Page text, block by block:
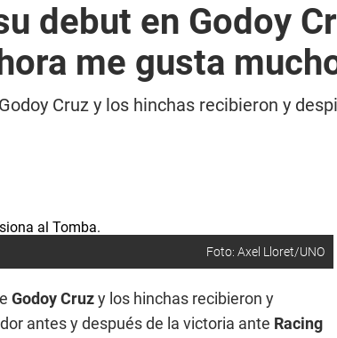
debut en Godoy
me gusta
Cruz y los hinchas recibieron y
Foto: Axel Lloret/UNO
Godoy Cruzy los hinchas recibieron y
antes y después de la victoria ante Racing